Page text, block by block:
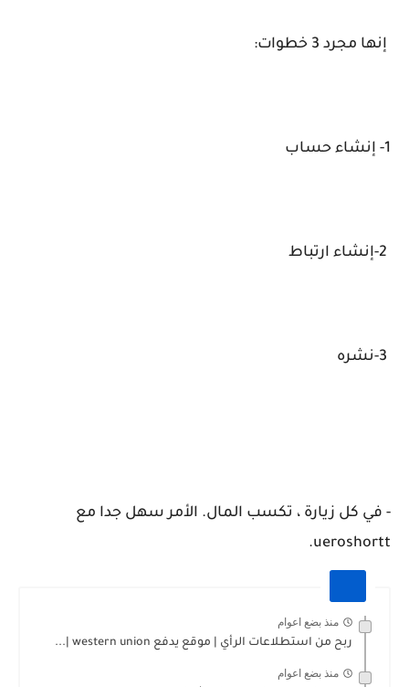
إنها مجرد 3 خطوات:
1- إنشاء حساب
- في كل زيارة ، تكسب المال. الأمر سهل جدا مع
ueroshortt.
منذ بضع اعوام
ربح من استطلاعات الرأي | موقع يدفع western union |...
منذ بضع اعوام